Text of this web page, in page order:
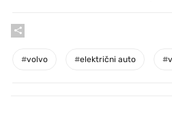
#volvo #električni auto #